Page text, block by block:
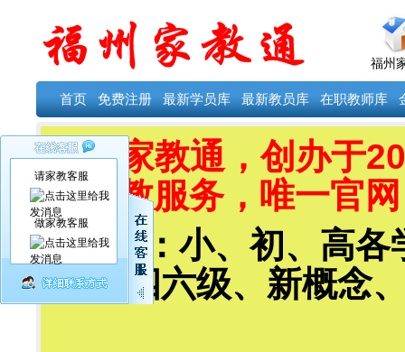
福州
首页 免费注册 最新学员库 最新教员库 在职教师库
福州家教通，创办于
教服务，唯一官
科目：小、初、高各
福、四六级、新概念
请家教客服
做家教客服